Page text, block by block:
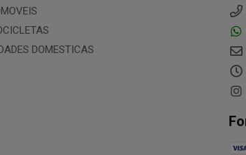
DOMESTICAS